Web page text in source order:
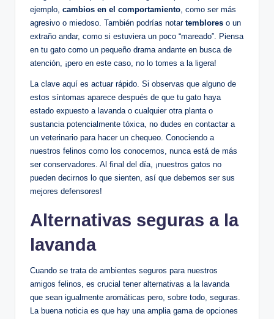
ejemplo, cambios en el comportamiento, como ser más
agresivo o miedoso. También podrías notar temblores o un
extraño andar, como si estuviera un poco “mareado”. Piensa
en tu gato como un pequeño drama andante en busca de
atención, ¡pero en este caso, no lo tomes a la ligera!
La clave aquí es actuar rápido. Si observas que alguno de
estos síntomas aparece después de que tu gato haya
estado expuesto a lavanda o cualquier otra planta o
sustancia potencialmente tóxica, no dudes en contactar a
un veterinario para hacer un chequeo. Conociendo a
nuestros felinos como los conocemos, nunca está de más
ser conservadores. Al final del día, ¡nuestros gatos no
pueden decirnos lo que sienten, así que debemos ser sus
mejores defensores!
Alternativas seguras a la
lavanda
Cuando se trata de ambientes seguros para nuestros
amigos felinos, es crucial tener alternativas a la lavanda
que sean igualmente aromáticas pero, sobre todo, seguras.
La buena noticia es que hay una amplia gama de opciones